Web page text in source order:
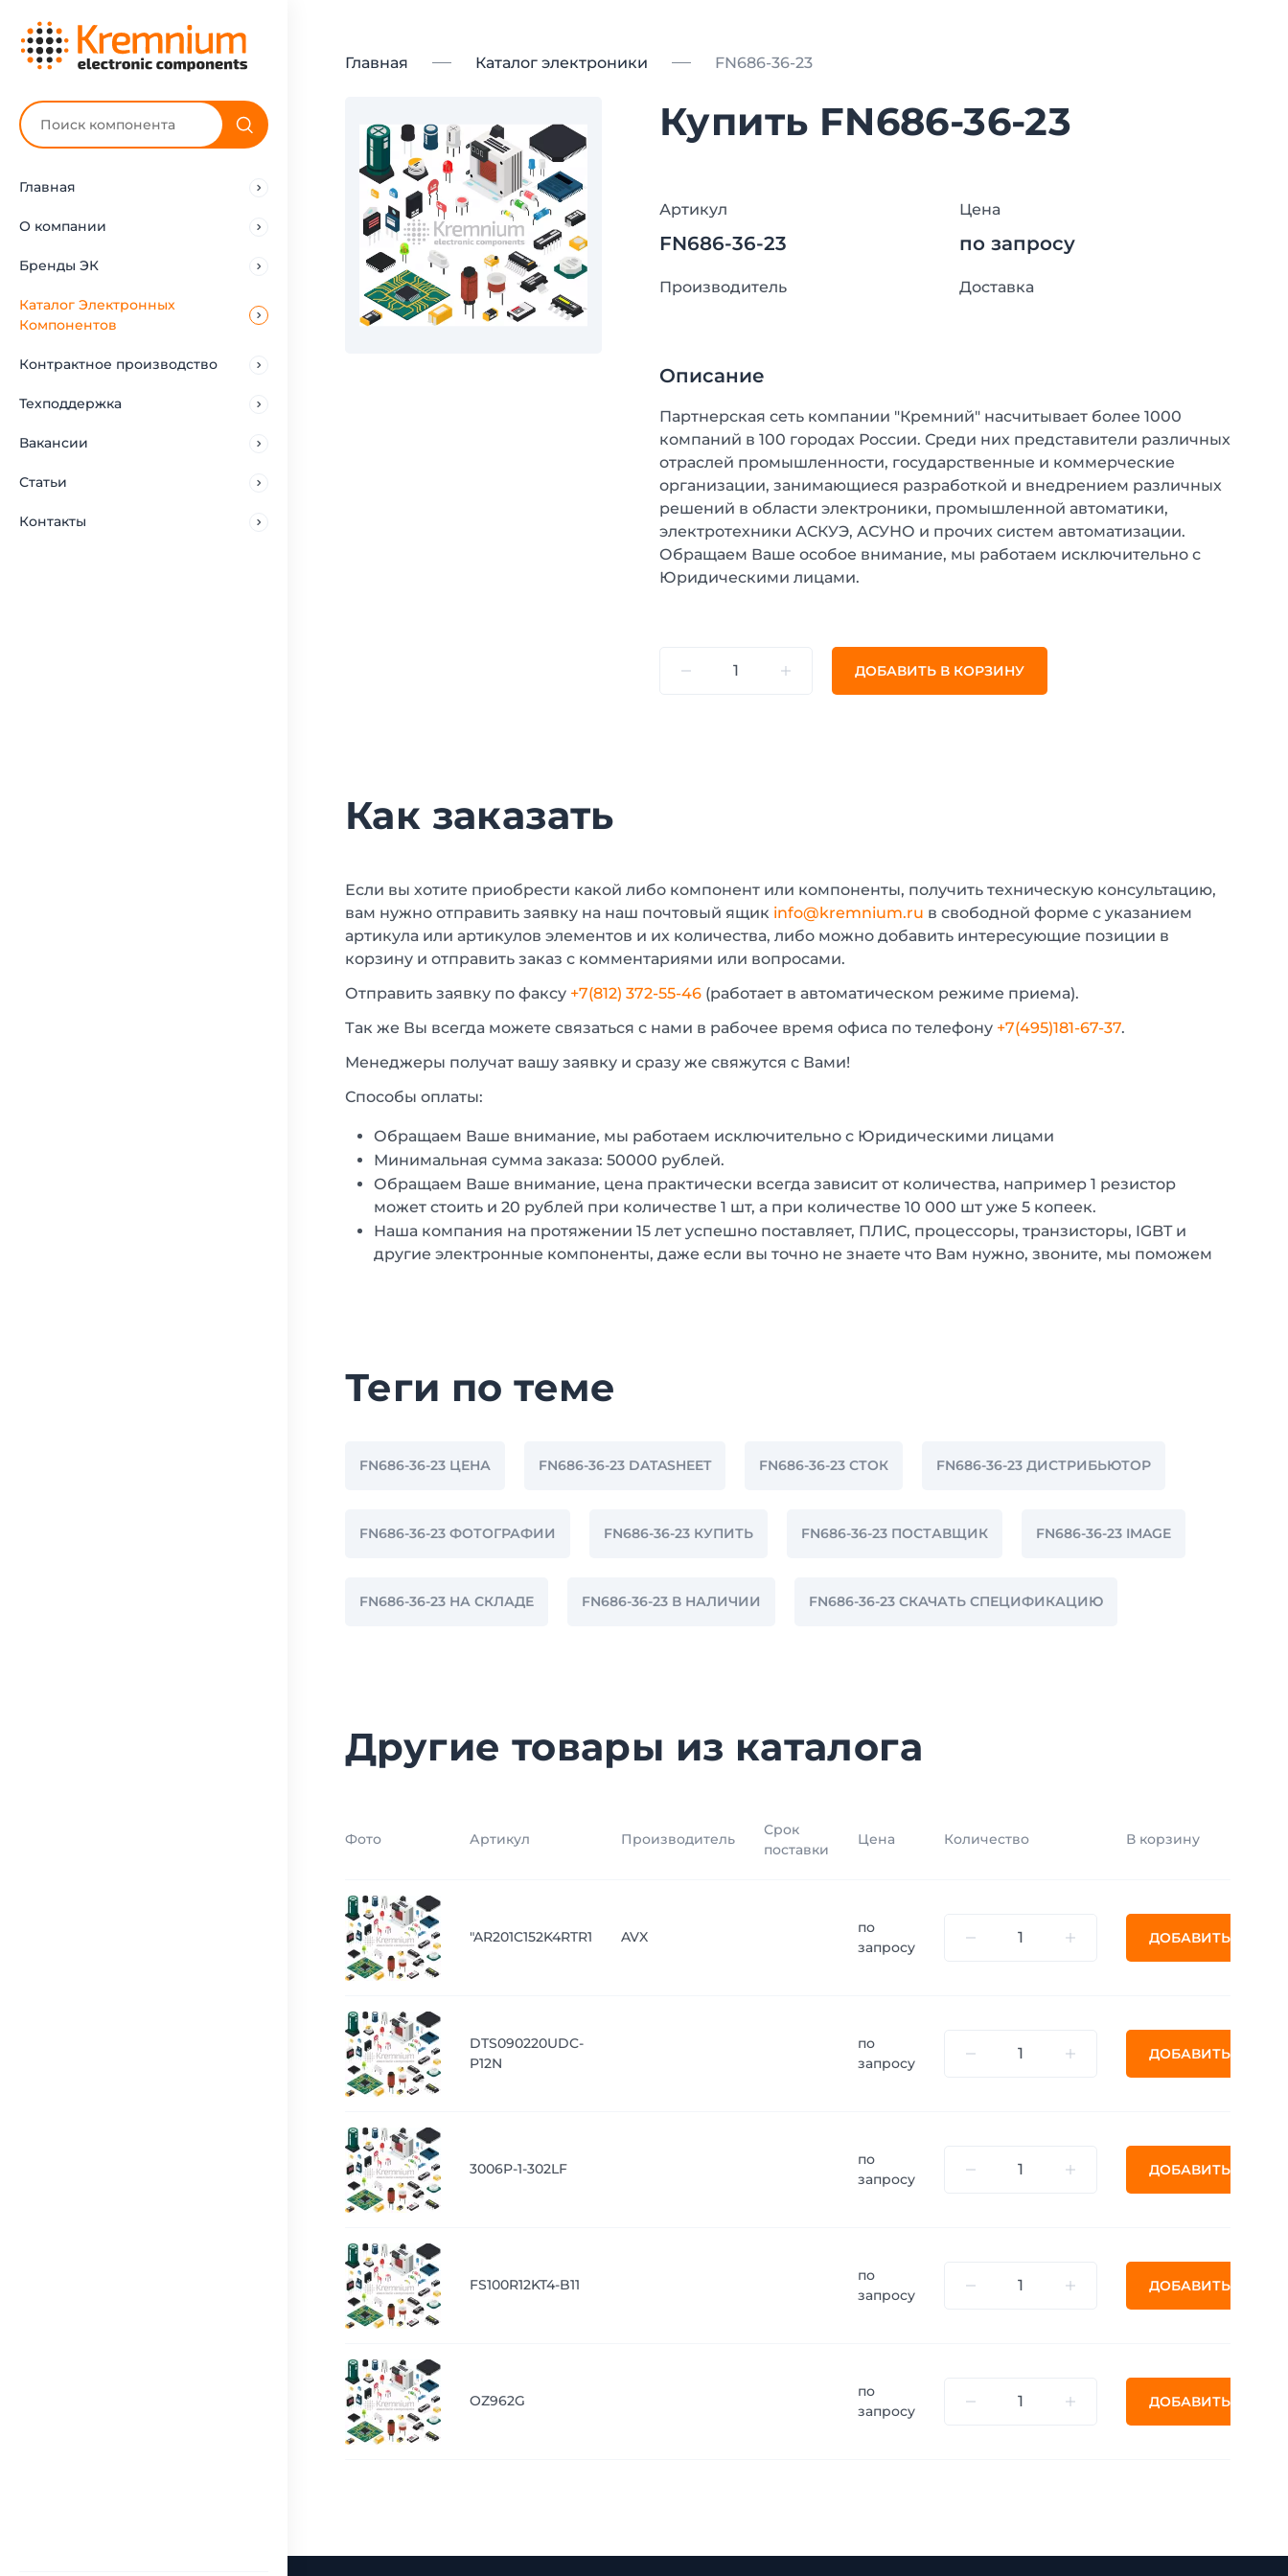
Главная
О компании
Бренды ЭК
Каталог Электронных
Компонентов
Контрактное производство
Техподдержка
Вакансии
Статьи
Контакты
Главная Каталог электроники FN686-36-23
Купить FN686-36-23
Артикул
FN686-36-23
Цена
по запросу
Производитель Доставка
Описание
Партнерская сеть компании "Кремний" насчитывает более 1000
компаний в 100 городах России. Среди них представители различных
отраслей промышленности, государственные и коммерческие
организации, занимающиеся разработкой и внедрением различных
решений в области электроники, промышленной автоматики,
электротехники АСКУЭ, АСУНО и прочих систем автоматизации.
Обращаем Ваше особое внимание, мы работаем исключительно с
Юридическими лицами.
ДОБАВИТЬ В КОРЗИНУ
Как заказать
Если вы хотите приобрести какой либо компонент или компоненты, получить техническую консультацию,
вам нужно отправить заявку на наш почтовый ящик info@kremnium.ru в свободной форме с указанием
артикула или артикулов элементов и их количества, либо можно добавить интересующие позиции в
корзину и отправить заказ с комментариями или вопросами.
Отправить заявку по факсу +7(812) 372-55-46 (работает в автоматическом режиме приема).
Так же Вы всегда можете связаться с нами в рабочее время офиса по телефону +7(495)181-67-37.
Менеджеры получат вашу заявку и сразу же свяжутся с Вами!
Способы оплаты:
Обращаем Ваше внимание, мы работаем исключительно с Юридическими лицами
Минимальная сумма заказа: 50000 рублей.
Обращаем Ваше внимание, цена практически всегда зависит от количества, например 1 резистор
может стоить и 20 рублей при количестве 1 шт, а при количестве 10 000 шт уже 5 копеек.
Наша компания на протяжении 15 лет успешно поставляет, ПЛИС, процессоры, транзисторы, IGBT и
другие электронные компоненты, даже если вы точно не знаете что Вам нужно, звоните, мы поможем
Теги по теме
FN686-36-23 ЦЕНА FN686-36-23 DATASHEET FN686-36-23 СТОК FN686-36-23 ДИСТРИБЬЮТОР
FN686-36-23 ФОТОГРАФИИ FN686-36-23 КУПИТЬ FN686-36-23 ПОСТАВЩИК FN686-36-23 IMAGE
FN686-36-23 НА СКЛАДЕ FN686-36-23 В НАЛИЧИИ FN686-36-23 СКАЧАТЬ СПЕЦИФИКАЦИЮ
Другие товары из каталога
Фото Артикул Производитель
Срок
поставки
Цена Количество В корзину
"AR201C152K4RTR1 AVX
по
запросу
ДОБАВИТЬ
DTS090220UDC-
P12N
по
запросу
ДОБАВИТЬ
3006P-1-302LF
по
запросу
ДОБАВИТЬ
FS100R12KT4-B11
по
запросу
ДОБАВИТЬ
OZ962G
по
запросу
ДОБАВИТЬ